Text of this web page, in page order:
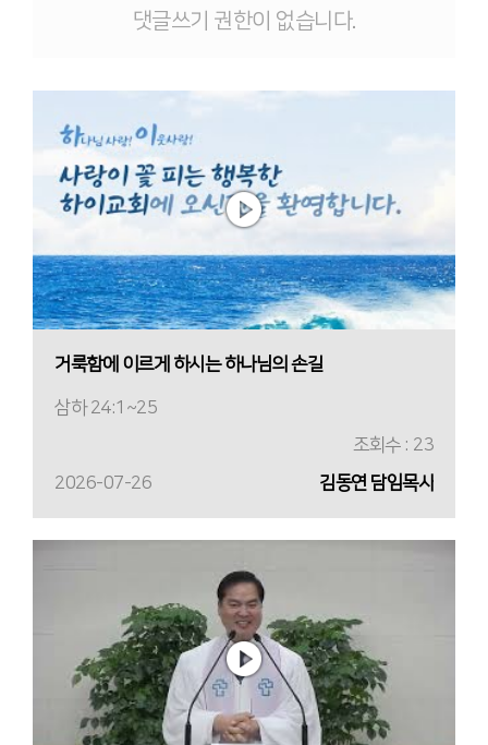
댓글쓰기 권한이 없습니다.
거룩함에 이르게 하시는 하나님의 손길
삼하 24:1~25
조회수 : 23
2026-07-26
김동연 담임목사